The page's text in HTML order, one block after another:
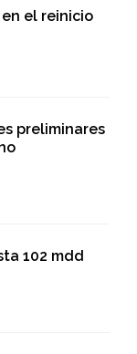
en el reinicio
preliminares
102 mdd